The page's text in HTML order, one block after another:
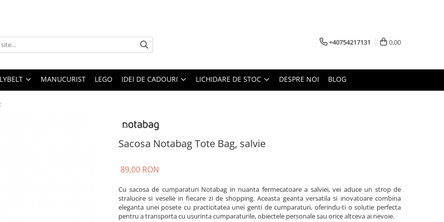
+40754217131 0,00
MANUCURIST LEGO IDEI DE CADOURI LICHIDARE DE STOC DESPRE NOI BLOG
Sacosa Notabag Tote Bag, salvie
89,00 RON
Cu sacosa de cumparaturi Notabag in nuanta fermecatoare a salviei, vei aduce un strop de
stralucire si veselie in fiecare zi de shopping. Aceasta geanta versatila si inovatoare combina
eleganta unei posete cu practicitatea unei genti de cumparaturi, oferindu-ti o solutie perfecta
pentru a transporta cu usurinta cumparaturile, obiectele personale sau orice altceva ai nevoie.